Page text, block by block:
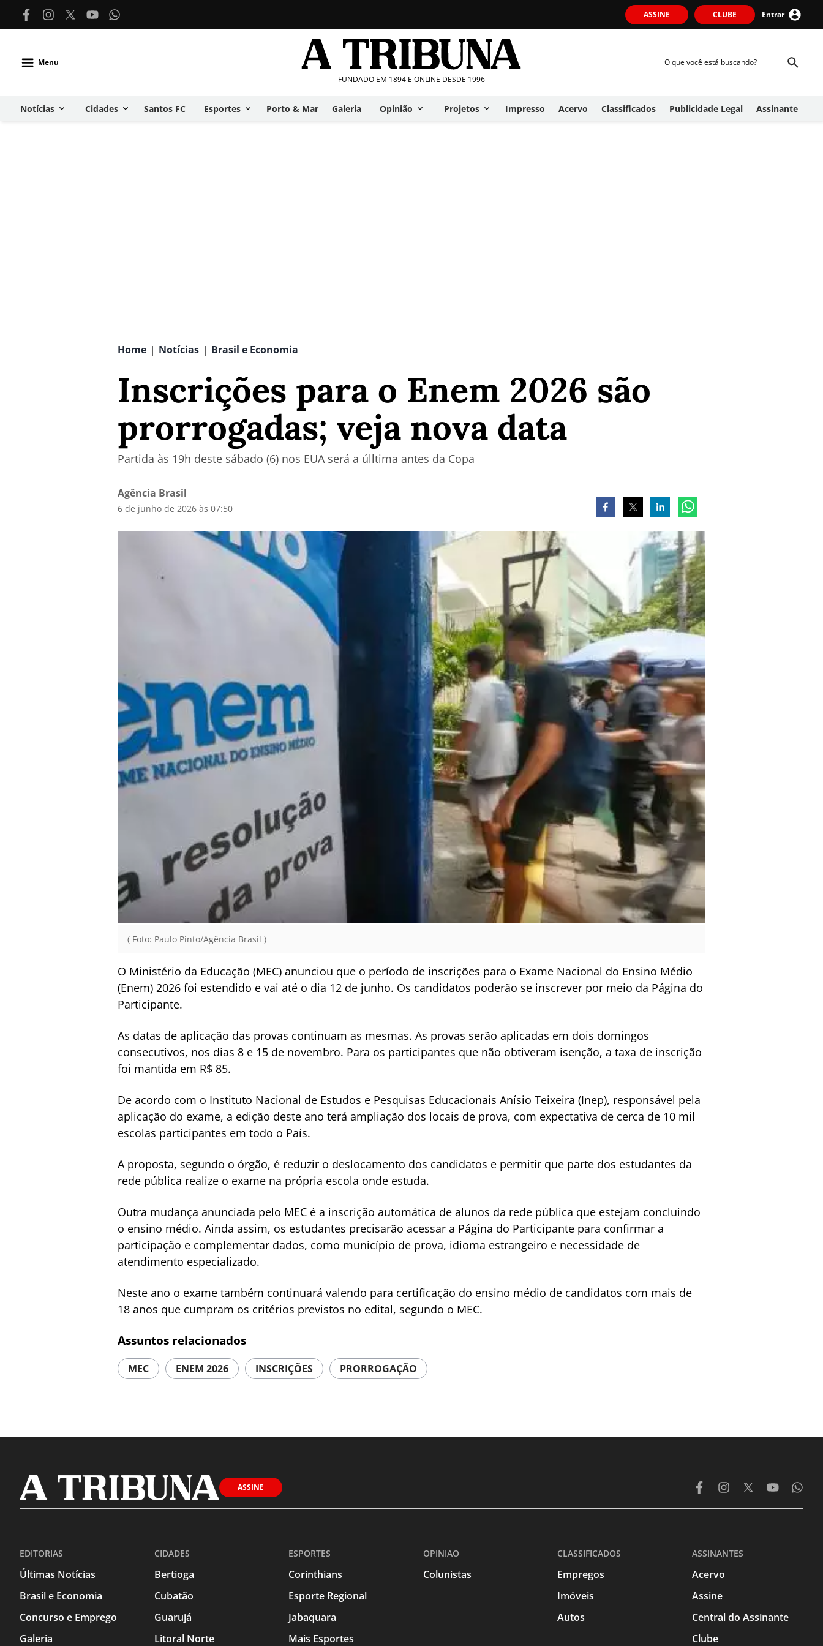
ASSINE CLUBE Entrar
Menu
FUNDADO EM 1894 E ONLINE DESDE 1996
Notícias Cidades Santos FC Esportes Porto & Mar Galeria Opinião Projetos Impresso Acervo Classificados Publicidade Legal Assinante
Home | Notícias | Brasil e Economia
Inscrições para o Enem 2026 são
prorrogadas; veja nova data
Partida às 19h deste sábado (6) nos EUA será a úlltima antes da Copa
Agência Brasil
6 de junho de 2026 às 07:50
( Foto: Paulo Pinto/Agência Brasil )
O Ministério da Educação (MEC) anunciou que o período de inscrições para o Exame Nacional do Ensino Médio
(Enem) 2026 foi estendido e vai até o dia 12 de junho. Os candidatos poderão se inscrever por meio da Página do
Participante.
As datas de aplicação das provas continuam as mesmas. As provas serão aplicadas em dois domingos
consecutivos, nos dias 8 e 15 de novembro. Para os participantes que não obtiveram isenção, a taxa de inscrição
foi mantida em R$ 85.
De acordo com o Instituto Nacional de Estudos e Pesquisas Educacionais Anísio Teixeira (Inep), responsável pela
aplicação do exame, a edição deste ano terá ampliação dos locais de prova, com expectativa de cerca de 10 mil
escolas participantes em todo o País.
A proposta, segundo o órgão, é reduzir o deslocamento dos candidatos e permitir que parte dos estudantes da
rede pública realize o exame na própria escola onde estuda.
Outra mudança anunciada pelo MEC é a inscrição automática de alunos da rede pública que estejam concluindo
o ensino médio. Ainda assim, os estudantes precisarão acessar a Página do Participante para confirmar a
participação e complementar dados, como município de prova, idioma estrangeiro e necessidade de
atendimento especializado.
Neste ano o exame também continuará valendo para certificação do ensino médio de candidatos com mais de
18 anos que cumpram os critérios previstos no edital, segundo o MEC.
Assuntos relacionados
MEC ENEM 2026 INSCRIÇÕES PRORROGAÇÃO
ASSINE
EDITORIAS
Últimas Notícias
Brasil e Economia
Concurso e Emprego
Galeria
CIDADES
Bertioga
Cubatão
Guarujá
Litoral Norte
ESPORTES
Corinthians
Esporte Regional
Jabaquara
Mais Esportes
OPINIAO
Colunistas
CLASSIFICADOS
Empregos
Imóveis
Autos
ASSINANTES
Acervo
Assine
Central do Assinante
Clube